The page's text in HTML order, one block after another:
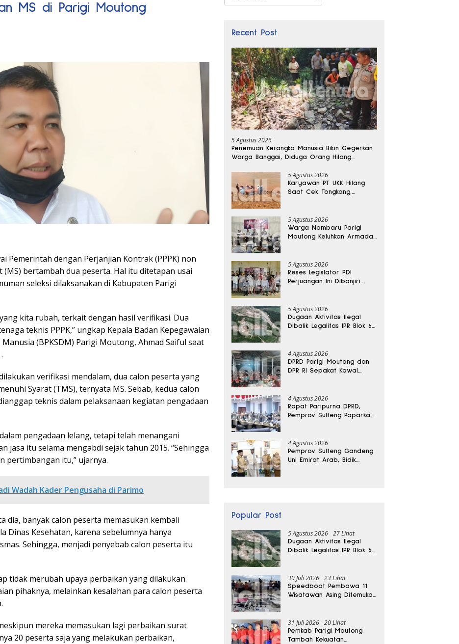
MS di Parigi Moutong
Pemerintah dengan Perjanjian Kontrak (PPPK) non
bertambah dua peserta. Hal itu ditetapan usai
seleksi dilaksanakan di Kabupaten Parigi
kita rubah, terkait dengan hasil verifikasi. Dua
teknis PPPK,” ungkap Kepala Badan Kepegawaian
(BPKSDM) Parigi Moutong, Ahmad Saiful saat
verifikasi mendalam, dua calon peserta yang
Syarat (TMS), ternyata MS. Sebab, kedua calon
teknis dalam pelaksanaan kegiatan pengadaan
pengadaan lelang, tetapi telah menangani
jasa itu selama mengabdi sejak tahun 2015. “Sehingga
pertimbangan itu,” ujarnya.
Wadah Kader Pengusaha di Parimo
dia, banyak calon peserta memasukan kembali
Dinas Kesehatan, karena sebelumnya hanya
Sehingga, menjadi penyebab calon peserta itu
tidak merubah upaya perbaikan yang dilakukan.
pihaknya, melainkan kesalahan para calon peserta
mereka memasukan lagi perbaikan surat
20 peserta saja yang melakukan perbaikan,
Recent Post
5 Agustus 2026
Penemuan Kerangka Manusia Bikin Gegerkan
Warga Banggai, Diduga Orang Hilang
5 Agustus 2026
Karyawan PT UKK Hilang
Saat Cek Tongkang,
5 Agustus 2026
Warga Nambaru Parigi
Moutong Keluhkan Armada
Reses Legislator PKS
5 Agustus 2026
Reses Legislator PDI
Perjuangan Ini Dibanjiri
5 Agustus 2026
Dugaan Aktivitas Ilegal
Dibalik Legalitas IPR Blok 6
4 Agustus 2026
DPRD Parigi Moutong dan
DPR RI Sepakat Kawal
4 Agustus 2026
Rapat Paripurna DPRD,
Pemprov Sulteng Paparkan
4 Agustus 2026
Pemprov Sulteng Gandeng
Uni Emirat Arab, Bidik
Popular Post
5 Agustus 2026 27 Lihat
Dugaan Aktivitas Ilegal
Dibalik Legalitas IPR Blok 6
30 Juli 2026 23 Lihat
Speedboat Pembawa 11
Wisatawan Asing Ditemukan
31 Juli 2026 20 Lihat
Pemkab Parigi Moutong
Tambah Kekuatan